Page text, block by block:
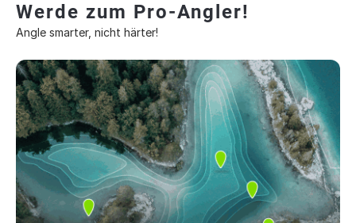
Werde zum Pro-Angler!
Angle smarter, nicht härter!